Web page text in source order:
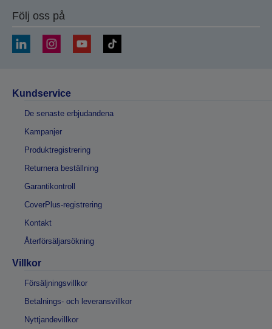
Följ oss på
Kundservice
De senaste erbjudandena
Kampanjer
Produktregistrering
Returnera beställning
Garantikontroll
CoverPlus-registrering
Kontakt
Återförsäljarsökning
Villkor
Försäljningsvillkor
Betalnings- och leveransvillkor
Nyttjandevillkor